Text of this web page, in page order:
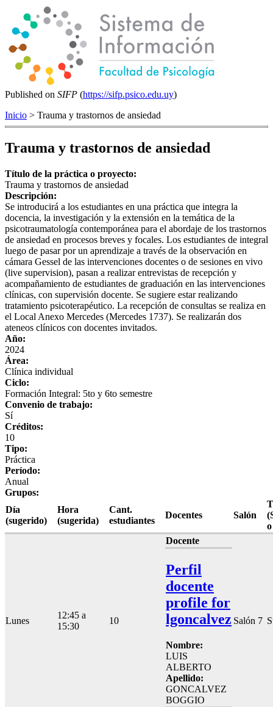
Published on SIFP (https://sifp.psico.edu.uy)
Inicio > Trauma y trastornos de ansiedad
Trauma y trastornos de ansiedad
Título de la práctica o proyecto:
Trauma y trastornos de ansiedad
Descripción:
Se introducirá a los estudiantes en una práctica que integra la
docencia, la investigación y la extensión en la temática de la
psicotraumatología contemporánea para el abordaje de los trastornos
de ansiedad en procesos breves y focales. Los estudiantes de integral
luego de pasar por un aprendizaje a través de la observación en
cámara Gessel de las intervenciones docentes o de sesiones en vivo
(live supervision), pasan a realizar entrevistas de recepción y
acompañamiento de estudiantes de graduación en las intervenciones
clínicas, con supervisión docente. Se sugiere estar realizando
tratamiento psicoterapéutico. La recepción de consultas se realiza en
el Local Anexo Mercedes (Mercedes 1737). Se realizarán dos
ateneos clínicos con docentes invitados.
Año:
2024
Área:
Clínica individual
Ciclo:
Formación Integral: 5to y 6to semestre
Convenio de trabajo:
Sí
Créditos:
10
Tipo:
Práctica
Período:
Anual
Grupos:
Día
(sugerido)
Hora
(sugerida)
Cant.
estudiantes
Docentes Salón
Lunes
12:45 a
15:30
10
Docente
Perfil
docente
profile for
lgoncalvez
Nombre:
LUIS
ALBERTO
Apellido:
GONCALVEZ
BOGGIO
Salón 7